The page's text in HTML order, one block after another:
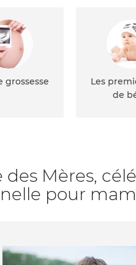
grossesse
Les
de
des Mères,
pour